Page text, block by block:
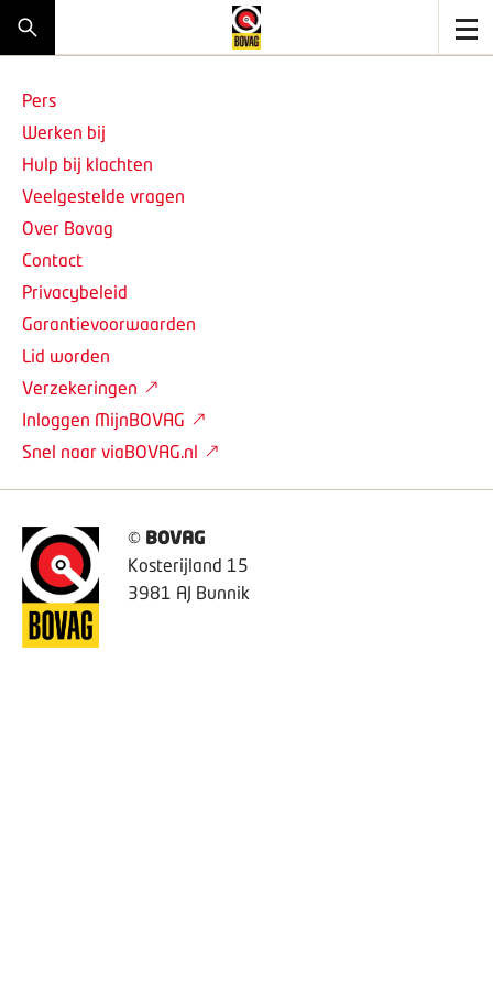
© BOVAG
Kosterijland 15
3981 AJ Bunnik
Pers
Werken bij
Hulp bij klachten
Veelgestelde vragen
Over Bovag
Contact
Privacybeleid
Garantievoorwaarden
Lid worden
Verzekeringen
Inloggen MijnBOVAG
Snel naar viaBOVAG.nl